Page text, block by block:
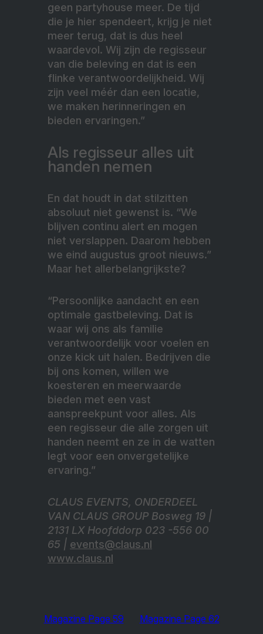
geen partyhouse meer. De tijd
die je hier spendeert, krijg je niet
meer terug, dat is dus heel
waardevol. Wij zijn de regisseur
van die beleving en dat is een
flinke verantwoordelijkheid. Wij
zijn veel méér dan een locatie,
we maken herinneringen en
bieden ervaringen.”
Als regisseur alles uit
handen nemen
En dat houdt in dat stilzitten
absoluut niet gewenst is. “We
blijven continu alert en mogen
niet verslappen. Daarom hebben
we eind augustus groot nieuws.”
Maar het allerbelangrijkste?
“Persoonlijke aandacht en een
optimale gastbeleving. Dat is
waar wij ons als familie
verantwoordelijk voor voelen en
onze kick uit halen. Bedrijven die
bij ons komen, willen we
koesteren en meerwaarde
bieden met een vast
aanspreekpunt voor alles. Als
een regisseur die alle zorgen uit
handen neemt en ze in de watten
legt voor een onvergetelijke
ervaring.”
CLAUS EVENTS, ONDERDEEL
VAN CLAUS GROUP Bosweg 19 |
2131 LX Hoofddorp 023 -556 00
65 | events@claus.nl
www.claus.nl
Magazine Page 59 Magazine Page 62